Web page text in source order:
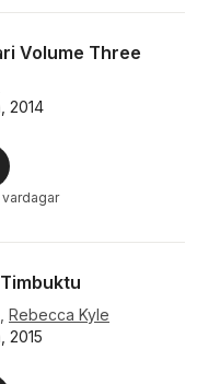
Volume Three
2014
Rebecca Kyle
2015